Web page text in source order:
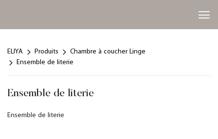
ELIYA Produits
Chambre à coucher Linge
Ensemble de literie
Ensemble de literie
Ensemble de literie